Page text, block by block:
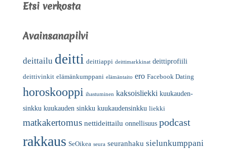
Etsi verkosta
Avainsanapilvi
deittailu deitti deittiappi deittimarkkinat deittiprofiili
deittivinkit elämänkumppani elämäntaito ero Facebook Dating
horoskooppi ihastuminen kaksoisliekki kuukauden-
sinkku kuukauden sinkku kuukaudensinkku liekki
matkakertomus nettideittailu onnellisuus podcast
rakkaus SeOikea seura seuranhaku sielunkumppani